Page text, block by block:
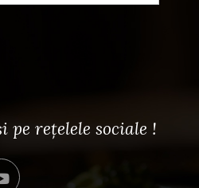
pe rețelele sociale !